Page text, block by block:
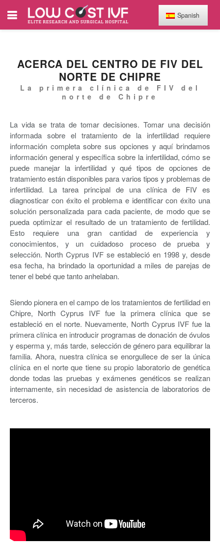
ACERCA DEL CENTRO DE FIV DEL
NORTE DE CHIPRE
La primera clínica de FIV del
norte de Chipre
La vida se trata de tomar decisiones. Tomar una decisión
informada sobre el tratamiento de la infertilidad requiere
información completa sobre sus opciones y aquí brindamos
información general y específica sobre la infertilidad, cómo se
puede manejar la infertilidad y qué tipos de opciones de
tratamiento están disponibles para varios tipos y problemas de
infertilidad. La tarea principal de una clínica de FIV es
diagnosticar con éxito el problema e identificar con éxito una
solución personalizada para cada paciente, de modo que se
pueda optimizar el resultado de un tratamiento de fertilidad.
Esto requiere una gran cantidad de experiencia y
conocimientos, y un cuidadoso proceso de prueba y
selección. North Cyprus IVF se estableció en 1998 y, desde
esa fecha, ha brindado la oportunidad a miles de parejas de
tener el bebé que tanto anhelaban.
Siendo pionera en el campo de los tratamientos de fertilidad en
Chipre, North Cyprus IVF fue la primera clínica que se
estableció en el norte. Nuevamente, North Cyprus IVF fue la
primera clínica en introducir programas de donación de óvulos
y esperma y, más tarde, selección de género para equilibrar la
familia. Ahora, nuestra clínica se enorgullece de ser la única
clínica en el norte que tiene su propio laboratorio de genética
donde todas las pruebas y exámenes genéticos se realizan
internamente, sin necesidad de asistencia de laboratorios de
terceros.
Spanish